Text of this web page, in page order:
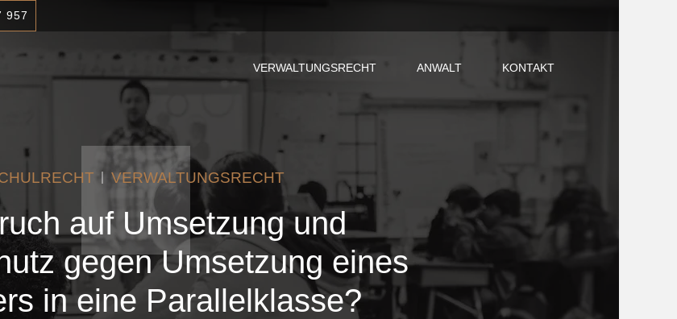
957
VERWALTUNGSRECHT ANWALT KONTAKT
VERWALTUNGSRECHT
auf Umsetzung und
gegen Umsetzung eines
in eine Parallelklasse?